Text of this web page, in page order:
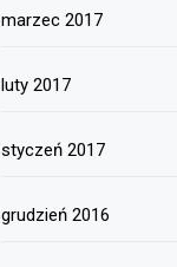
marzec 2017
luty 2017
styczeń 2017
grudzień 2016